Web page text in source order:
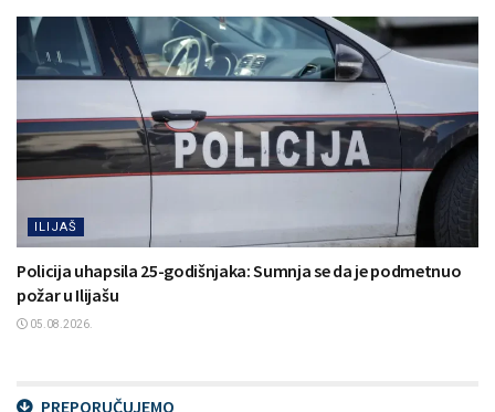
ILIJAŠ
Policija uhapsila 25-godišnjaka: Sumnja se da je podmetnuo
požar u Ilijašu
05.08.2026.
PREPORUČUJEMO